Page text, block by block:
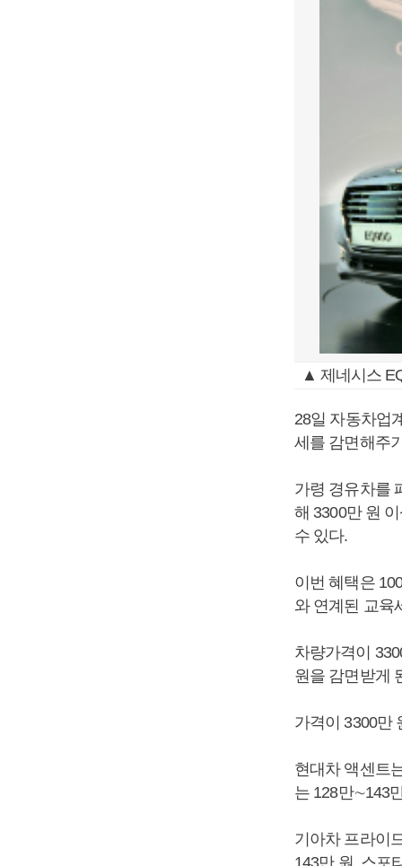
▲ 제네시스
28일 자동차업
세를 감면해주
가령 경유차를
해 3300만 원
수 있다.
이번 혜택은
와 연계된 교육
차량가격이
원을 감면받게
가격이 3300만
현대차 액센트
는 128만∼143
기아차 프라이
143만 원, 스포